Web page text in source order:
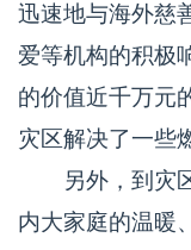
迅速地与海外慈
爱等机构的积极
的价值近千万元
灾区解决了一些
另外，到灾区
内大家庭的温暖